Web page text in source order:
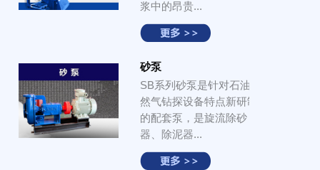
浆中的昂贵...
砂泵
SB系列砂泵是针对石油天
然气钻探设备特点新研制
的配套泵，是旋流除砂
器、除泥器...